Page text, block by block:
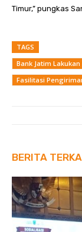
Timur,” pungkas
TAGS
Bank Jatim
Fasilitasi
BERITA